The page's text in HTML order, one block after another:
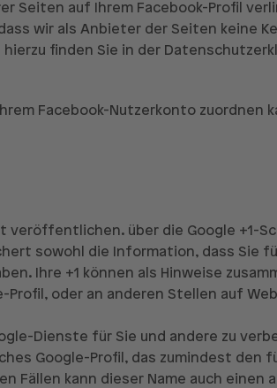
Seiten auf Ihrem Facebook-Profil
wir als Anbieter der Seiten keine
finden Sie in der
Facebook-Nutzerkonto zuordnen
über die Google +1-
sowohl die Information, dass Sie
Ihre +1 können als Hinweise
oder an anderen Stellen auf
Dienste für Sie und andere zu
Google-Profil, das zumindest den
Fällen kann dieser Name auch einen